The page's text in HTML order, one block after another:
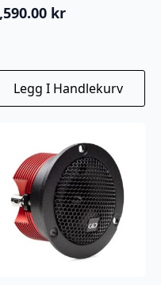
kr
Legg I Handlekurv